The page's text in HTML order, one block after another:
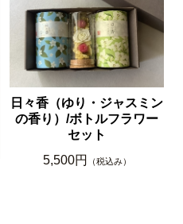
日々香（ゆり・ジャスミン
の香り）/ボトルフラワー
セット
5,500円
（税込み）